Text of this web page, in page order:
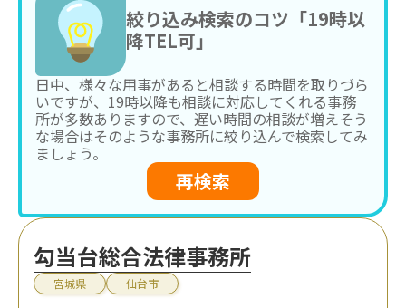
絞り込み検索のコツ「19時以
降TEL可」
日中、様々な用事があると相談する時間を取りづら
いですが、19時以降も相談に対応してくれる事務
所が多数ありますので、遅い時間の相談が増えそう
な場合はそのような事務所に絞り込んで検索してみ
ましょう。
再検索
勾当台総合法律事務所
宮城県 仙台市